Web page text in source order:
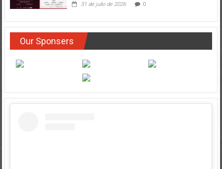
31 de julio de 2026 0
Our Sponsers